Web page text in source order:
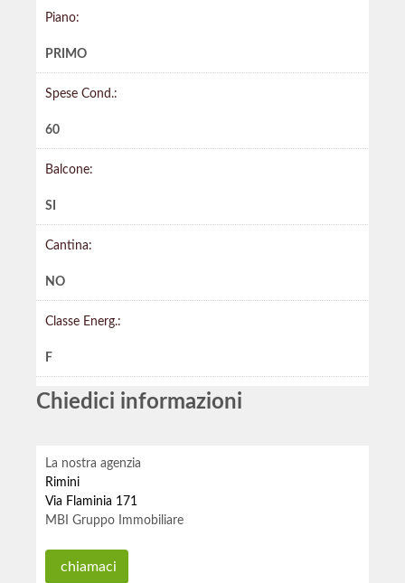
Piano:
PRIMO
Spese Cond.:
60
Balcone:
SI
Cantina:
NO
Classe Energ.:
F
Chiedici informazioni
La nostra agenzia
Rimini
Via Flaminia 171
MBI Gruppo Immobiliare
chiamaci